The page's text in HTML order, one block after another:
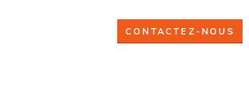
CONTACTEZ-NOUS